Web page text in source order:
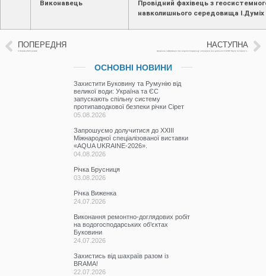
Виконавець
Провідний фахівець з
навколишнього середовища І.Думіх
ПОПЕРЕДНЯ
З Новим 2026 роком!
НАСТУПНА
Щоденна інформація про водогосподарську ситуацію в зоні діяльності БУВР Пруту та Сірету за 02 січня 2026 р. (включає щоденну та оперативну інформацію)
ОСНОВНІ НОВИНИ
Захистити Буковину та Румунію від
великої води: Україна та ЄС
запускають спільну систему
протипаводкової безпеки річки Сірет
05.08.2026
Запрошуємо долучитися до ХХІІІ
Міжнародної спеціалізованої виставки
«AQUA UKRAINE-2026».
04.08.2026
Річка Брусниця
03.08.2026
Річка Виженка
24.07.2026
Виконання ремонтно-доглядових робіт
на водогосподарських об’єктах
Буковини
24.07.2026
Захистись від шахраїв разом із
BRAMA!
22.07.2026